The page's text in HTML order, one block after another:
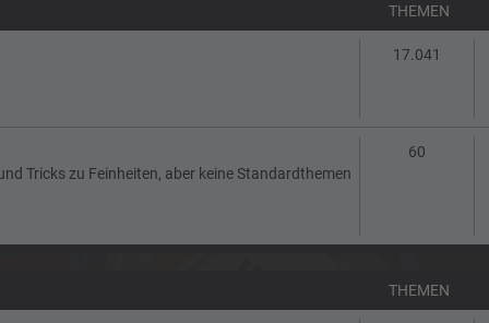
THEMEN
17.041
Tricks zu Feinheiten, aber keine Standardthemen
60
THEMEN